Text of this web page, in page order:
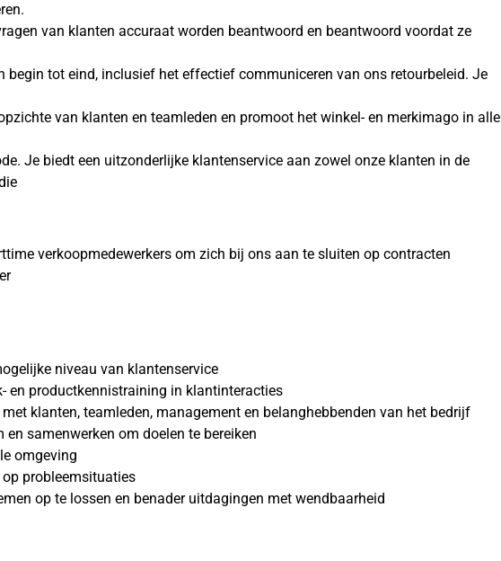
van klanten accuraat worden beantwoord en beantwoord voordat ze
begin tot eind, inclusief het effectief communiceren van ons retourbeleid. Je
van klanten en teamleden en promoot het winkel- en merkimago in alle
Je biedt een uitzonderlijke klantenservice aan zowel onze klanten in de
verkoopmedewerkers om zich bij ons aan te sluiten op contracten
niveau van klantenservice
en productkennistraining in klantinteracties
klanten, teamleden, management en belanghebbenden van het bedrijf
en samenwerken om doelen te bereiken
omgeving
op probleemsituaties
op te lossen en benader uitdagingen met wendbaarheid